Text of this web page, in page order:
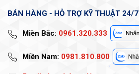
BÁN HÀNG - HỖ TRỢ KỸ THUẬT 24/7
Miền Bắc: 0961.320.333
Miền Nam: 0981.810.800